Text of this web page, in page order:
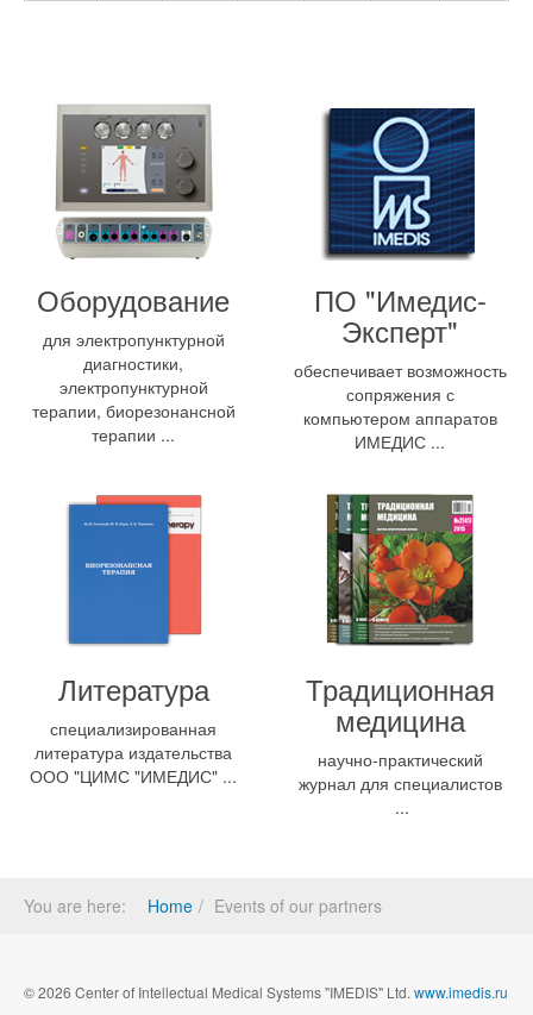
Оборудование
для электропунктурной
диагностики,
электропунктурной
терапии, биорезонансной
терапии ...
ПО "Имедис-
Эксперт"
обеспечивает возможность
сопряжения с
компьютером аппаратов
ИМЕДИС ...
Литература
специализированная
литература издательства
ООО "ЦИМС "ИМЕДИС" ...
Традиционная
медицина
научно-практический
журнал для специалистов
...
You are here: Home Events of our partners
© 2026 Center of Intellectual Medical Systems "IMEDIS" Ltd. www.imedis.ru